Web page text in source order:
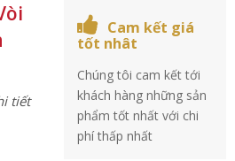
tiết
Cam kết giá
tốt nhât
Chúng tôi cam kết tới
khách hàng những sản
phẩm tốt nhất với chi
phí thấp nhất